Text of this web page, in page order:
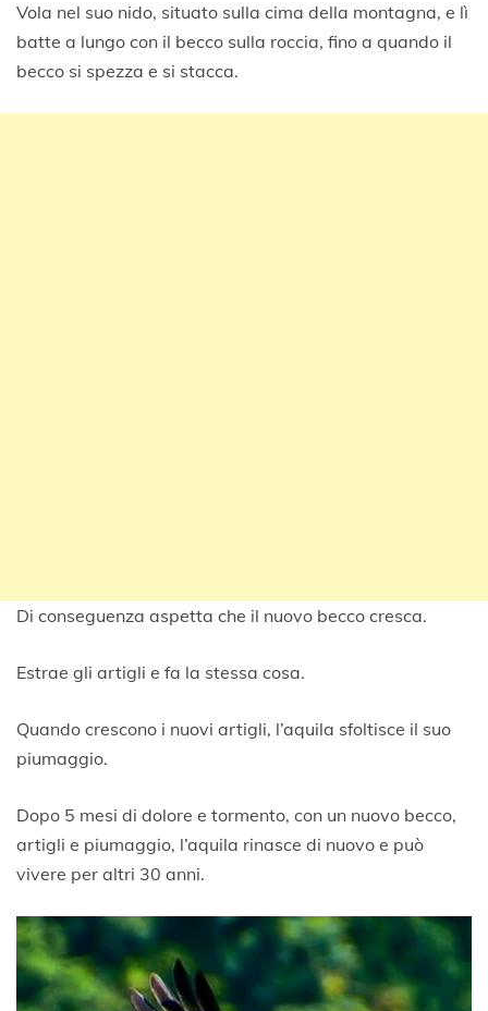
Vola nel suo nido, situato sulla cima della montagna, e lì
batte a lungo con il becco sulla roccia, fino a quando il
becco si spezza e si stacca.
Di conseguenza aspetta che il nuovo becco cresca.
Estrae gli artigli e fa la stessa cosa.
Quando crescono i nuovi artigli, l’aquila sfoltisce il suo
piumaggio.
Dopo 5 mesi di dolore e tormento, con un nuovo becco,
artigli e piumaggio, l’aquila rinasce di nuovo e può
vivere per altri 30 anni.